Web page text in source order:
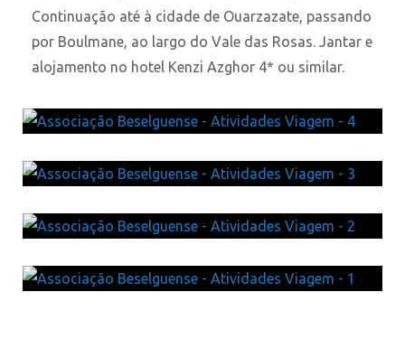
Continuação até à cidade de Ouarzazate, passando
por Boulmane, ao largo do Vale das Rosas. Jantar e
alojamento no hotel Kenzi Azghor 4* ou similar.